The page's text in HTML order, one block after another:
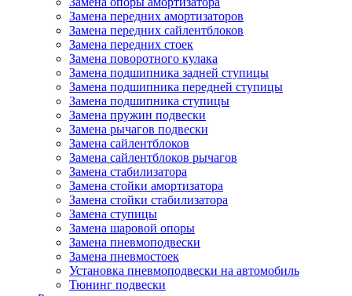
Замена передних амортизаторов
Замена передних сайлентблоков
Замена передних стоек
Замена поворотного кулака
Замена подшипника задней ступицы
Замена подшипника передней ступицы
Замена подшипника ступицы
Замена пружин подвески
Замена рычагов подвески
Замена сайлентблоков
Замена сайлентблоков рычагов
Замена стабилизатора
Замена стойки амортизатора
Замена стойки стабилизатора
Замена ступицы
Замена шаровой опоры
Замена пневмоподвески
Замена пневмостоек
Установка пневмоподвески на автомобиль
Тюнинг подвески